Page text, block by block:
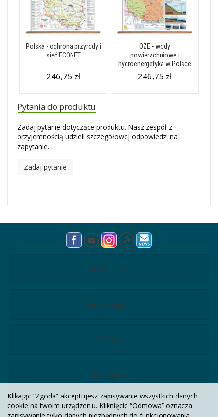
Polska - ochrona przyrody i
sieć ECONET
246,75 zł
OZE - wody
powierzchniowe i
hydroenergetyka w Polsce
246,75 zł
Pytania do produktu
Zadaj pytanie dotyczące produktu. Nasz zespół z
przyjemnością udzieli szczegółowej odpowiedzi na
zapytanie.
Zadaj pytanie
Meridian
Edukacja
Sklep
Biznes
Kontakt
Klikając “Zgoda” akceptujesz zapisywanie wszystkich danych
cookie na twoim urządzeniu. Kliknięcie “Odmowa” oznacza